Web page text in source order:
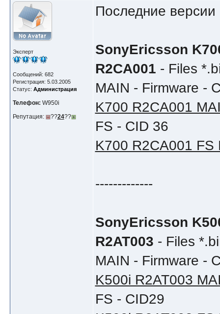
Эксперт
Сообщений: 682
Регистрация: 5.03.2005
Статус: Администрация
Телефон: W950i
Репутация:
??24??
Последние
SonyEricsson
R2CA001 - Files
MAIN - Firmware -
K700 R2CA001
FS - CID 36
K700 R2CA001 FS
-------------
SonyEricsson
R2AT003 - Files
MAIN - Firmware -
K500i R2AT003
FS - CID29